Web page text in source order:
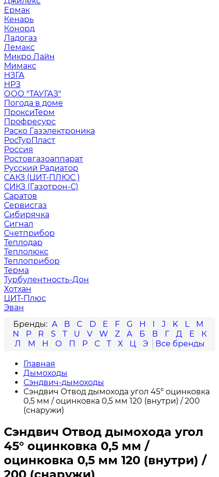
Ермак
Кенарь
Конорд
Ладогаз
Лемакс
Микро Лайн
Мимакс
НЗГА
НРЗ
ООО "ТАУГАЗ"
Погода в доме
ПроксиТерм
Профресурс
Раско Газэлектроника
РосТурПласт
Россия
Ростовгазоаппарат
Русский Радиатор
САКЗ (ЦИТ-ПЛЮС )
СИКЗ (Газотрон-С)
Саратов
Сервисгаз
Сибирячка
Сигнал
Счетприбор
Теплодар
Теплолюкс
Теплоприбор
Терма
Турбулентность-Дон
Хотхан
ЦИТ-Плюс
Эван
A
B C D E F G H I J K L
M
N
P R S T U V W Z А Б В Г Д Е
К
Л
М Н О П Р С Т Х Ц Э
Главная
Дымоходы
Сэндвич-дымоходы
Сэндвич Отвод дымохода угол 45° оцинковка
0,5 мм / оцинковка 0,5 мм 120 (внутри) / 200
(снаружи)
Сэндвич Отвод дымохода угол
45° оцинковка 0,5 мм /
оцинковка 0,5 мм 120 (внутри) /